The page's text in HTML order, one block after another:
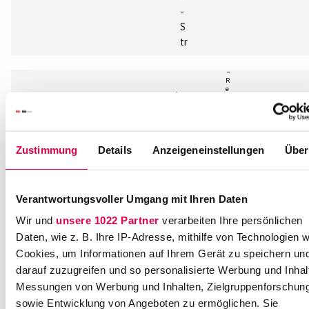
Zustimmung Details Anzeigeneinstellungen
Verantwortungsvoller Umgang mit Ihren Daten
Wir und unsere 1022 Partner verarbeiten Ihre persönlichen
Daten, wie z. B. Ihre IP-Adresse, mithilfe von Technologien
Cookies, um Informationen auf Ihrem Gerät zu speichern
darauf zuzugreifen und so personalisierte Werbung und
Messungen von Werbung und Inhalten,
sowie Entwicklung von Angeboten zu ermöglichen. Sie
-
S
tr
5
0
8
ö
l
n
+
4
9
s
R
e
i
g
G
u
s
t
v
-
H
ei
n
e